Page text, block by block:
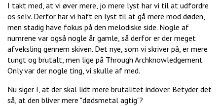
I takt med, at vi øver mere, jo mere lyst har vi til at udfordre
os selv. Derfor har vi haft en lyst til at gå mere mod døden,
men stadig have fokus på den melodiske side. Nogle af
numrene var også nogle år gamle, så derfor er der meget
afveksling gennem skiven. Det nye, som vi skriver på, er mere
tungt og brutalt, men lige på Through Archknowledgement
Only var der nogle ting, vi skulle af med.
Nu siger I, at der skal lidt mere brutalitet indover. Betyder det
så, at den bliver mere "dødsmetal agtig"?